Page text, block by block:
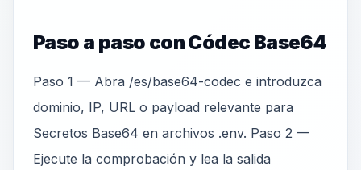
Paso a paso con Códec Base64
Paso 1 — Abra /es/base64-codec e introduzca
dominio, IP, URL o payload relevante para
Secretos Base64 en archivos .env. Paso 2 —
Ejecute la comprobación y lea la salida